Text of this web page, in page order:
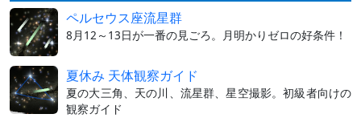
ペルセウス座流星群
8月12～13日が一番の見ごろ。月明かりゼロの好条件！
夏休み 天体観察ガイド
夏の大三角、天の川、流星群、星空撮影。初級者向けの
観察ガイド